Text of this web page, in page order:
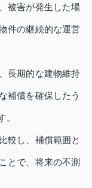
被害が発生した場
件の継続的な運営
長期的な建物維持
補償を確保したう
。
較し、補償範囲と
とで、将来の不測